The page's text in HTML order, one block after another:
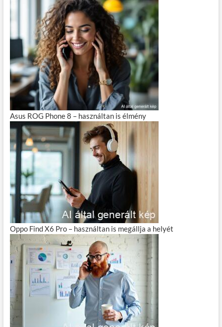
Asus ROG Phone 8 – használtan is élmény
Oppo Find X6 Pro – használtan is megállja a helyét